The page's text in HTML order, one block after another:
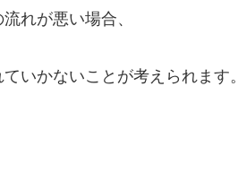
れが悪い場合、
いかないことが考えられます。